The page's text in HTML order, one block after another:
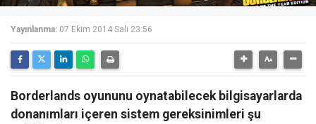
Yayınlanma: 07 Ekim 2014 Salı 23:56
Borderlands oyununu oynatabilecek bilgisayarlarda
donanımları içeren sistem gereksinimleri şu